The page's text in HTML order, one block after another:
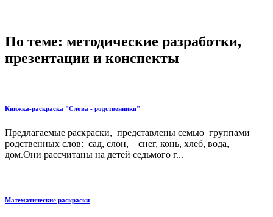
По теме: методические разработки,
презентации и конспекты
Книжка-раскраска "Слова - родственники"
Предлагаемые раскраски, представлены семью группами
родственных слов: сад, слон, снег, конь, хлеб, вода,
дом.Они рассчитаны на детей седьмого г...
Математические раскраски